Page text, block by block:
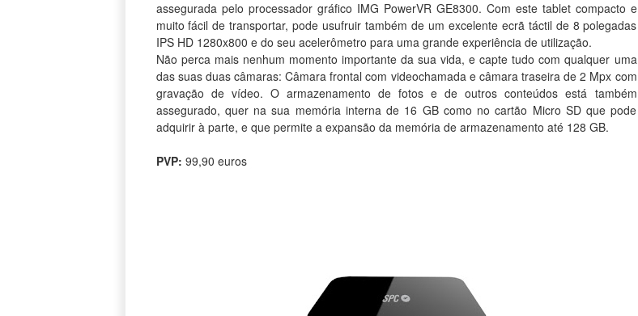
assegurada pelo processador gráfico IMG PowerVR GE8300. Com este tablet compacto e
muito fácil de transportar, pode usufruir também de um excelente ecrã táctil de 8 polegadas
IPS HD 1280x800 e do seu acelerômetro para uma grande experiência de utilização.
Não perca mais nenhum momento importante da sua vida, e capte tudo com qualquer uma
das suas duas câmaras: Câmara frontal com videochamada e câmara traseira de 2 Mpx com
gravação de vídeo. O armazenamento de fotos e de outros conteúdos está também
assegurado, quer na sua memória interna de 16 GB como no cartão Micro SD que pode
adquirir à parte, e que permite a expansão da memória de armazenamento até 128 GB.
PVP: 99,90 euros